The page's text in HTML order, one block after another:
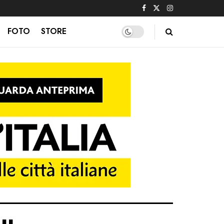
FOTO STORE